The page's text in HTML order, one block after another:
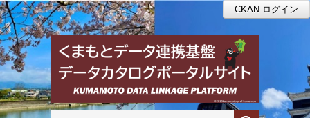
CKAN ログイン